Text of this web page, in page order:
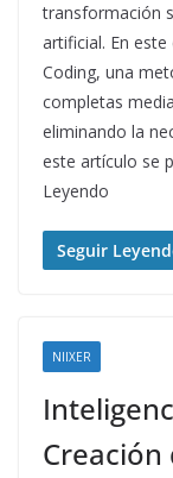
transformación
artificial. En
Coding, una
completas
eliminando la
este artículo se
Leyendo
Seguir
NIIXER
Creación